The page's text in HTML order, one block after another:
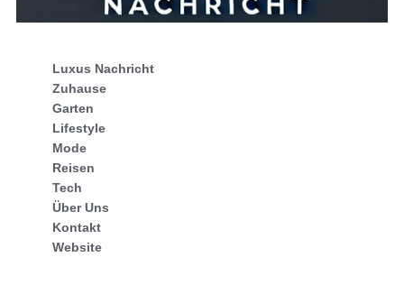
Luxus Nachricht
Zuhause
Garten
Lifestyle
Mode
Reisen
Tech
Über Uns
Kontakt
Website